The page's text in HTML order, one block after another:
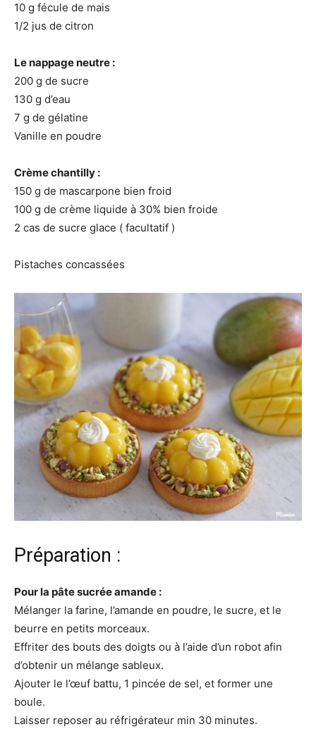
10 g fécule de mais
1/2 jus de citron
Le nappage neutre :
200 g de sucre
130 g d’eau
7 g de gélatine
Vanille en poudre
Crème chantilly :
150 g de mascarpone bien froid
100 g de crème liquide à 30% bien froide
2 cas de sucre glace ( facultatif )
Pistaches concassées
Préparation :
Pour la pâte sucrée amande :
Mélanger la farine, l’amande en poudre, le sucre, et le
beurre en petits morceaux.
Effriter des bouts des doigts ou à l’aide d’un robot afin
d’obtenir un mélange sableux.
Ajouter le l’œuf battu, 1 pincée de sel, et former une
boule.
Laisser reposer au réfrigérateur min 30 minutes.